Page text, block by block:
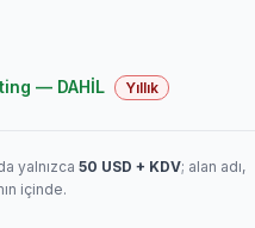
— DAHİL Yıllık
yalnızca 50 USD + KDV; alan adı,
içinde.